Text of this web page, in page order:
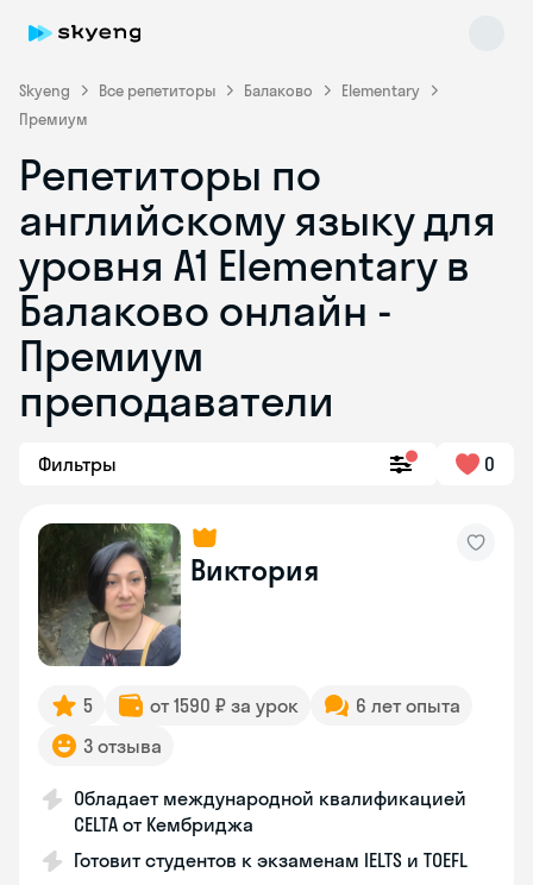
Skyeng Все репетиторы Балаково
Elementary
Премиум
Репетиторы по
английскому языку для
уровня A1 Elementary в
Балаково онлайн -
Премиум
преподаватели
Фильтры 0
Виктория
5 от 1590 ₽ за урок
6 лет опыта
3 отзыва
Обладает международной квалификацией
CELTA от Кембриджа
Готовит студентов к экзаменам IELTS и TOEFL
Skyeng Chat